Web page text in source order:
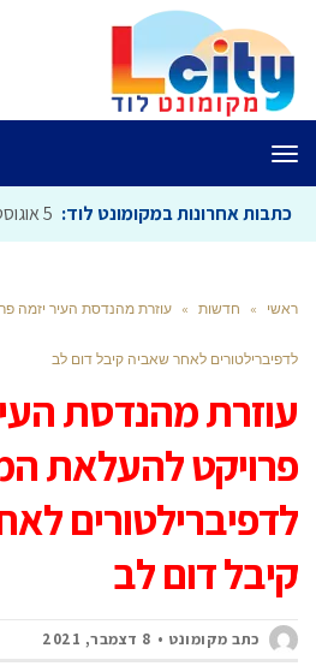
תפריט
כתבות אחרונות במקומונט לוד:
ראשי » חדשות » עוזרת מהנדסת העיר יזמה
לדפיברילטורים לאחר שאביה קיבל דום לב
עוזרת מהנדסת
פרויקט להעלאת
לדפיברילטורים
קיבל דום לב